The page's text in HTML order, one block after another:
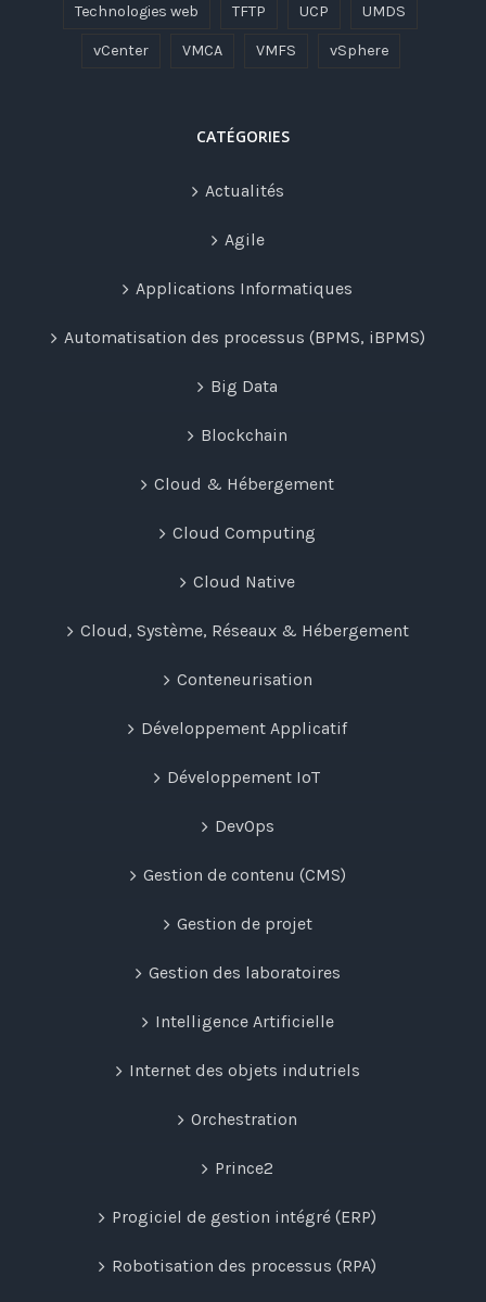
Technologies web TFTP UCP UMDS
vCenter VMCA VMFS vSphere
CATÉGORIES
Actualités
Agile
Applications Informatiques
Automatisation des processus (BPMS, iBPMS)
Big Data
Blockchain
Cloud & Hébergement
Cloud Computing
Cloud Native
Cloud, Système, Réseaux & Hébergement
Conteneurisation
Développement Applicatif
Développement IoT
DevOps
Gestion de contenu (CMS)
Gestion de projet
Gestion des laboratoires
Intelligence Artificielle
Internet des objets indutriels
Orchestration
Prince2
Progiciel de gestion intégré (ERP)
Robotisation des processus (RPA)